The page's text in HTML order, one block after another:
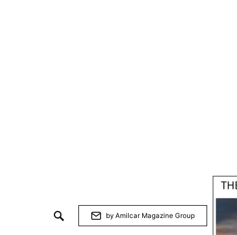
by Amilcar Magazine Group